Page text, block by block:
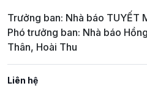
Trưởng ban: Nhà báo TUYẾT
Phó trưởng ban: Nhà báo
Thân, Hoài Thu
Liên hệ